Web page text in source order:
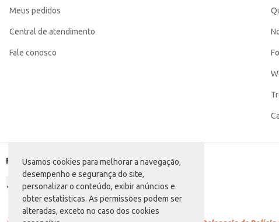
Usamos cookies para melhorar a navegação,
desempenho e segurança do site,
personalizar o conteúdo, exibir anúncios e
obter estatísticas. As permissões podem ser
alteradas, exceto no caso dos cookies
Departamento: Padaria e matinais
EAN: 85252
Meus pedidos
Central de atendimento
Fale conosco
Formas de pagamento